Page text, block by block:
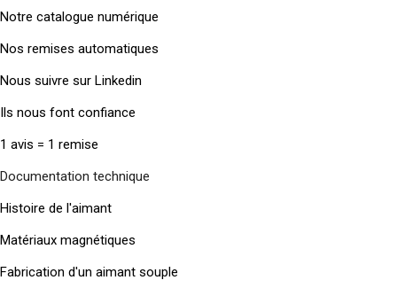
Notre catalogue numérique
Nos remises automatiques
Nous suivre sur Linkedin
Ils nous font confiance
1 avis = 1 remise
Documentation technique
Histoire de l'aimant
Matériaux magnétiques
Fabrication d'un aimant souple